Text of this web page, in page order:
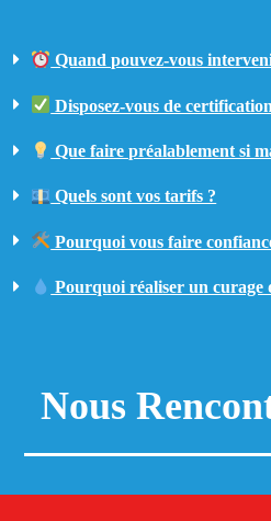
Quand pouvez-vous
Disposez-vous de
Que faire préalablement si
Quels sont vos tarifs ?
Pourquoi vous faire
Pourquoi réaliser un curage
Nous